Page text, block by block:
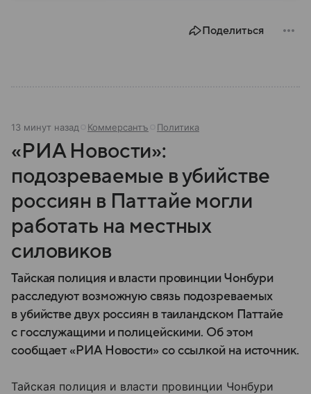
Поделиться
13 минут назад Коммерсантъ Политика
«РИА Новости»:
подозреваемые в убийстве
россиян в Паттайе могли
работать на местных
силовиков
Тайская полиция и власти провинции Чонбури
расследуют возможную связь подозреваемых
в убийстве двух россиян в таиландском Паттайе
с госслужащими и полицейскими. Об этом
сообщает «РИА Новости» со ссылкой на источник.
Тайская полиция и власти провинции Чонбури